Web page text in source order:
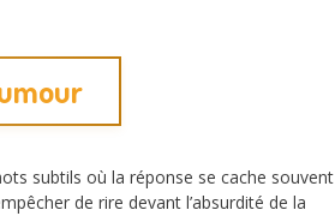
subtils où la réponse se cache souvent
de rire devant l’absurdité de la